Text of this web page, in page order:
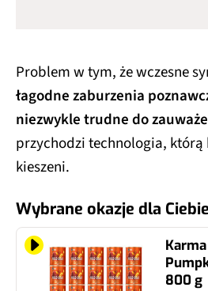
Problem w tym, że wczesne
łagodne zaburzenia
niezwykle trudne do
przychodzi technologia, którą
kieszeni.
Wybrane okazje dla Ciebie
800 g